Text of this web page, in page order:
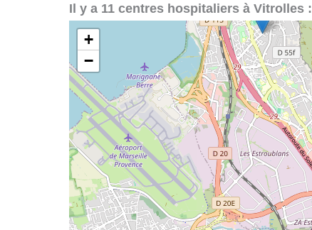
Il y a 11 centres hospitaliers à Vitrolles :
+
−